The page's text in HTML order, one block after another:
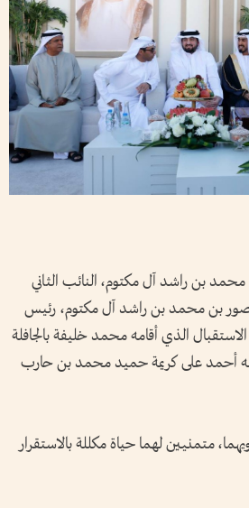
بن راشد آل مكتوم، النائب الثاني
بن محمد بن راشد آل مكتوم، رئيس
الذي أقامه محمد خليفة بالجافلة
أحمد على كريمة حميد محمد بن حارب
متمنيين لهما حياة مكللة بالاستقرار